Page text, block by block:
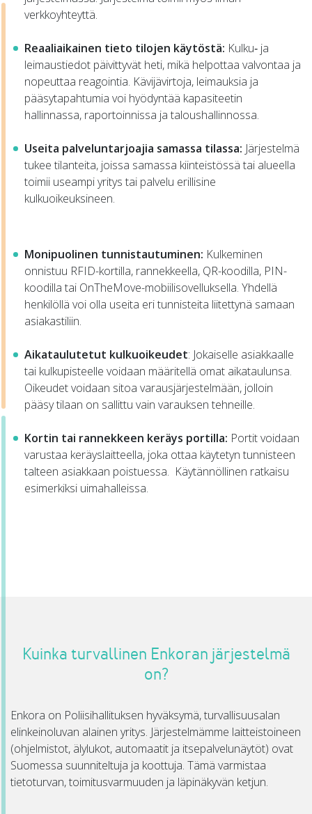
verkkoyhteyttä.
Reaaliaikainen tieto tilojen käytöstä: Kulku‑ ja
leimaustiedot päivittyvät heti, mikä helpottaa valvontaa ja
nopeuttaa reagointia. Kävijävirtoja, leimauksia ja
pääsytapahtumia voi hyödyntää kapasiteetin
hallinnassa, raportoinnissa ja taloushallinnossa.
Useita palveluntarjoajia samassa tilassa: Järjestelmä
tukee tilanteita, joissa samassa kiinteistössä tai alueella
toimii useampi yritys tai palvelu erillisine
kulkuoikeuksineen.
Monipuolinen tunnistautuminen: Kulkeminen
onnistuu RFID-kortilla, rannekkeella, QR-koodilla, PIN-
koodilla tai OnTheMove-mobiilisovelluksella. Yhdellä
henkilöllä voi olla useita eri tunnisteita liitettynä samaan
asiakastiliin.
Aikataulutetut kulkuoikeudet: Jokaiselle asiakkaalle
tai kulkupisteelle voidaan määritellä omat aikataulunsa.
Oikeudet voidaan sitoa varausjärjestelmään, jolloin
pääsy tilaan on sallittu vain varauksen tehneille.
Kortin tai rannekkeen keräys portilla: Portit voidaan
varustaa keräyslaitteella, joka ottaa käytetyn tunnisteen
talteen asiakkaan poistuessa. Käytännöllinen ratkaisu
esimerkiksi uimahalleissa.
Kuinka turvallinen Enkoran järjestelmä
on?
Enkora on Poliisihallituksen hyväksymä, turvallisuusalan
elinkeinoluvan alainen yritys. Järjestelmämme laitteistoineen
(ohjelmistot, älylukot, automaatit ja itsepalvelunäytöt) ovat
Suomessa suunniteltuja ja koottuja. Tämä varmistaa
tietoturvan, toimitusvarmuuden ja läpinäkyvän ketjun.